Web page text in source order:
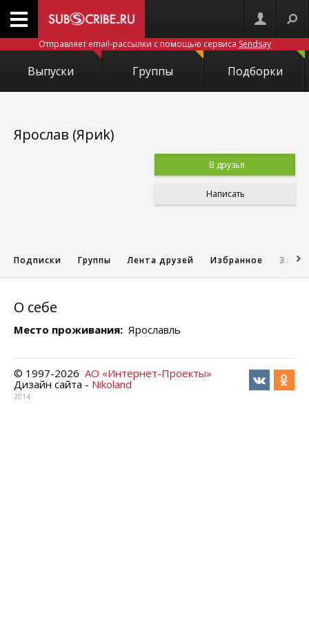
Отправляет email-рассылки с помощью сервиса Sendsay
Выпуски Группы Подборки
Ярослав (Яриk)
В друзья
Написать
Подписки Группы Лента друзей Избранное
О себе
Место проживания: Ярославль
© 1997-2026 АО «Интернет-Проекты»
Дизайн сайта - Nikoland
2014